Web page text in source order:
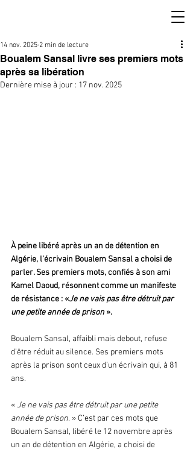
Boualem Sansal livre ses premiers mots
après sa libération
14 nov. 2025 2 min de lecture
Dernière mise à jour : 17 nov. 2025
À peine libéré après un an de détention en
Algérie, l’écrivain Boualem Sansal a choisi de
parler. Ses premiers mots, confiés à son ami
Kamel Daoud, résonnent comme un manifeste
de résistance : «Je ne vais pas être détruit par
une petite année de prison ».
Boualem Sansal, affaibli mais debout, refuse
d’être réduit au silence. Ses premiers mots
après la prison sont ceux d’un écrivain qui, à 81
ans.
« Je ne vais pas être détruit par une petite
année de prison. » C’est par ces mots que
Boualem Sansal, libéré le 12 novembre après
un an de détention en Algérie, a choisi de